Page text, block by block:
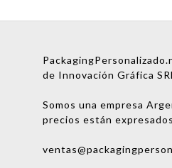
de Innovación Gráfica
Somos una empresa
precios están